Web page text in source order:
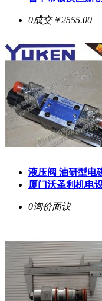
0成交￥2555.00
液压阀 油研型电
厦门沃圣利机电
0询价面议